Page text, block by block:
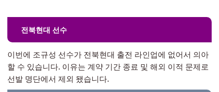
전북현대 선수
이번에 조규성 선수가 전북현대 출전 라인업에 없어서 의아
할 수 있습니다. 이유는 계약 기간 종료 및 해외 이적 문제로
선발 명단에서 제외 됐습니다.